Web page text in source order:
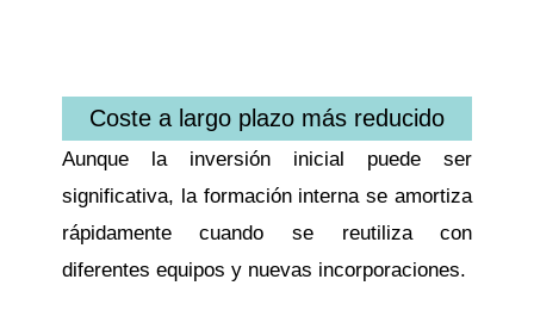
Coste a largo plazo más reducido
Aunque la inversión inicial puede ser
significativa, la formación interna se amortiza
rápidamente cuando se reutiliza con
diferentes equipos y nuevas incorporaciones.